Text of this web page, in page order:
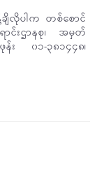
ျိလိုပါက တစ်စောင်
င်းဌာနစု၊ အမှတ်
၀၁-၃၈၁၄၄၈၊